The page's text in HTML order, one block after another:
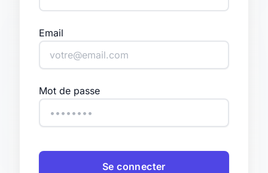
Email
Mot de passe
Se connecter